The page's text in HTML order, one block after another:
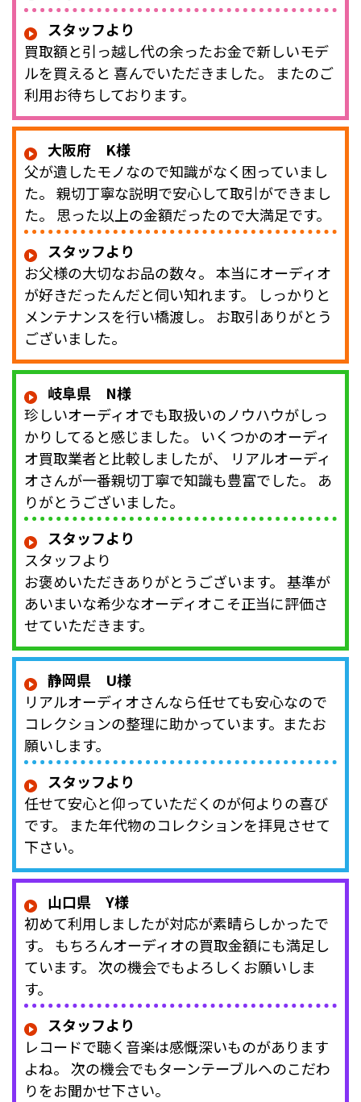
スタッフより
買取額と引っ越し代の余ったお金で新しいモデ
ルを買えると 喜んでいただきました。 またのご
利用お待ちしております。
大阪府 K様
父が遺したモノなので知識がなく困っていまし
た。 親切丁寧な説明で安心して取引ができまし
た。 思った以上の金額だったので大満足です。
スタッフより
お父様の大切なお品の数々。 本当にオーディオ
が好きだったんだと伺い知れます。 しっかりと
メンテナンスを行い橋渡し。 お取引ありがとう
ございました。
岐阜県 N様
珍しいオーディオでも取扱いのノウハウがしっ
かりしてると感じました。 いくつかのオーディ
オ買取業者と比較しましたが、 リアルオーディ
オさんが一番親切丁寧で知識も豊富でした。 あ
りがとうございました。
スタッフより
スタッフより
お褒めいただきありがとうございます。 基準が
あいまいな希少なオーディオこそ正当に評価さ
せていただきます。
静岡県 U様
リアルオーディオさんなら任せても安心なので
コレクションの整理に助かっています。またお
願いします。
スタッフより
任せて安心と仰っていただくのが何よりの喜び
です。 また年代物のコレクションを拝見させて
下さい。
山口県 Y様
初めて利用しましたが対応が素晴らしかったで
す。 もちろんオーディオの買取金額にも満足し
ています。 次の機会でもよろしくお願いしま
す。
スタッフより
レコードで聴く音楽は感慨深いものがあります
よね。 次の機会でもターンテーブルへのこだわ
りをお聞かせ下さい。